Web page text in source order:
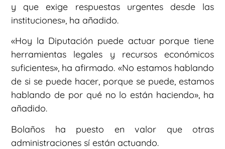
y que exige respuestas urgentes desde las
instituciones», ha añadido.
«Hoy la Diputación puede actuar porque tiene
herramientas legales y recursos económicos
suficientes», ha afirmado. «No estamos hablando
de si se puede hacer, porque se puede, estamos
hablando de por qué no lo están haciendo», ha
añadido.
Bolaños ha puesto en valor que otras
administraciones sí están actuando.